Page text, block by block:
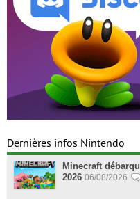
Dernières infos Nintendo
Minecraft
2026 06/08/2026